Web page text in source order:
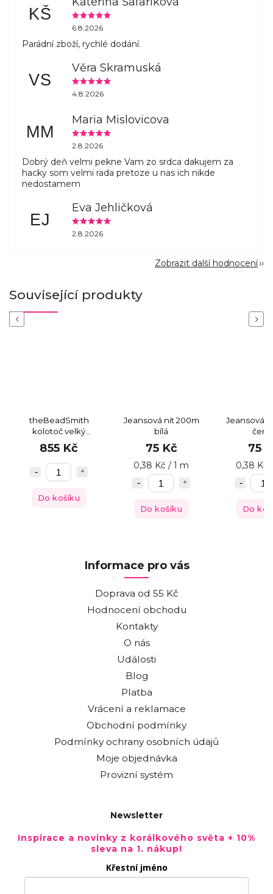
KŠ
6.8.2026
Parádní zboží, rychlé dodání.
VS
Věra Skramuská
4.8.2026
MM
Maria Mislovicova
2.8.2026
Dobrý deň velmi pekne Vam zo srdca dakujem za
hacky som velmi rada pretoze u nas ich nikde
nedostamem
EJ
Eva Jehličková
2.8.2026
Zobrazit další hodnocení
Související produkty
Previous
theBeadSmith
kolotoč velký
dřevěný
855 Kč
Do košíku
Jeansová nit 200m
bílá
75 Kč
0,38 Kč / 1 m
Do košíku
Jeansová
75
0,38 Kč
Do
Next
Informace pro vás
Doprava od 55 Kč
Hodnocení obchodu
Kontakty
O nás
Události
Blog
Platba
Vrácení a reklamace
Obchodní podmínky
Podmínky ochrany osobních údajů
Moje objednávka
Provizní systém
Newsletter
Inspirace a novinky z korálkového světa + 10%
sleva na 1. nákup!
Křestní jméno